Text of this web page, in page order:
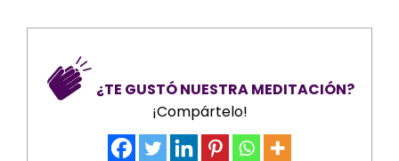
¿TE GUSTÓ NUESTRA MEDITACIÓN?
¡Compártelo!